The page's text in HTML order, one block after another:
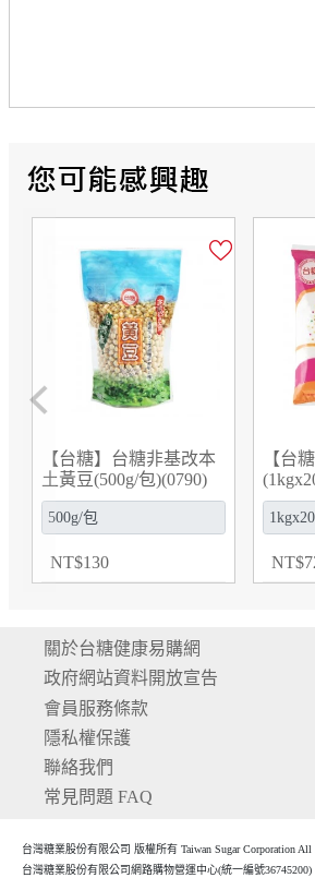
【台糖】台糖精製特砂
(1kgx20包/箱購)
(0D011001)
NT
Previous
關於台糖健康易購網
政府網站資料開放宣告
會員服務條款
隱私權保護
聯絡我們
常見問題 FAQ
台灣糖業股份有限公司 版權所有 Taiwan Sugar Corporation All
台灣糖業股份有限公司網路購物營運中心(統一編號36745200)